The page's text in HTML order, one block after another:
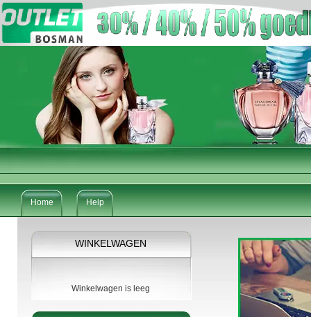
Home Help
WINKELWAGEN
Winkelwagen is leeg